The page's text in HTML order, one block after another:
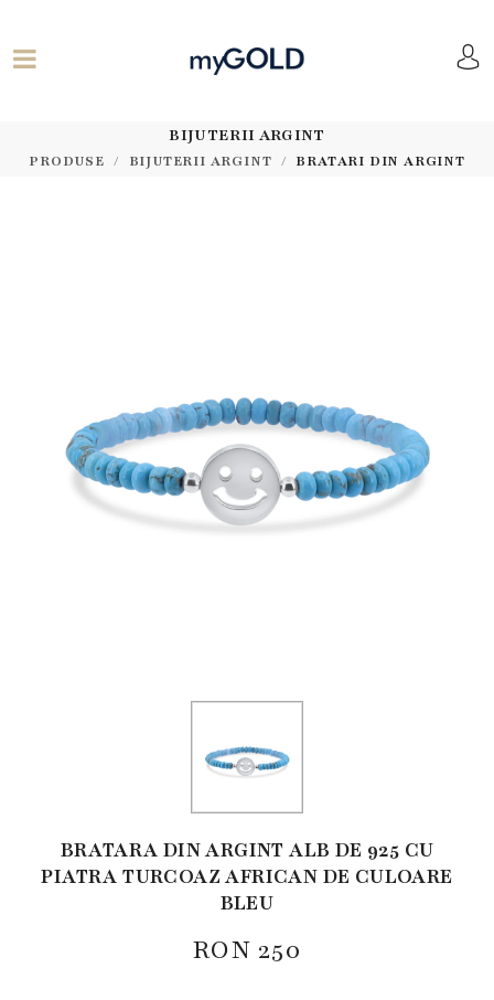
BIJUTERII ARGINT
PRODUSE BIJUTERII ARGINT BRATARI DIN ARGINT
BRATARA DIN ARGINT ALB DE 925 CU
PIATRA TURCOAZ AFRICAN DE CULOARE
BLEU
RON 250